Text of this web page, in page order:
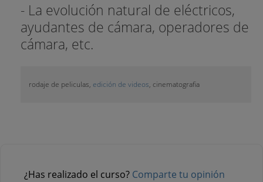
- La evolución natural de eléctricos,
ayudantes de cámara, operadores de
cámara, etc.
rodaje de peliculas, edición de videos, cinematografia
¿Has realizado el curso? Comparte tu opinión